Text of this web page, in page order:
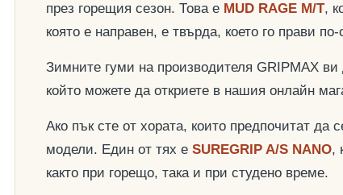
през горещия сезон. Това е MUD RAGE M/T,
която е направен, е твърда, което го прави
Зимните гуми на производителя GRIPMAX
който можете да откриете в нашия онлайн
Ако пък сте от хората, които предпочитат
модели. Един от тях е SUREGRIP A/S NANO,
както при горещо, така и при студено време.